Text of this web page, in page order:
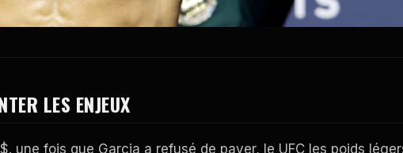
LES ENJEUX
une fois que Garcia a refusé de payer, le UFC les poids